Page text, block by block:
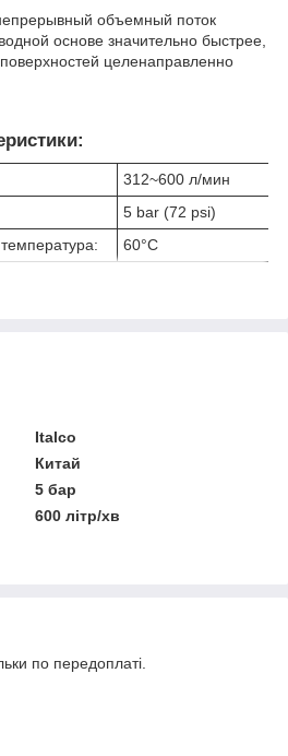
объемный поток
основе значительно быстрее,
целенаправленно
312~600 л/мин
5 bar (72 psi)
60°C
Italco
Китай
5 бар
600 літр/хв
по передоплаті.